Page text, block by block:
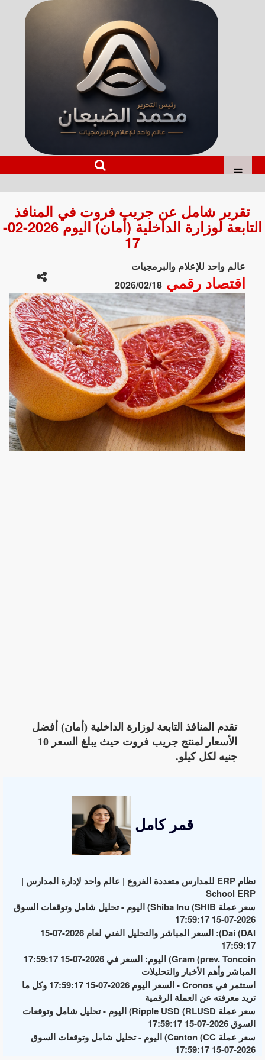
تقرير شامل عن جريب فروت في المنافذ
التابعة لوزارة الداخلية (أمان) اليوم 2026-02-
17
عالم واحد للإعلام والبرمجيات
اقتصاد رقمي2026/02/18
تقدم المنافذ التابعة لوزارة الداخلية (أمان) أفضل
الأسعار لمنتج جريب فروت حيث يبلغ السعر 10
جنيه لكل كيلو.
قمر كامل
نظام ERP للمدارس متعددة الفروع | عالم واحد لإدارة المدارس |
School ERP
سعر عملة Shiba Inu (SHIB) اليوم - تحليل شامل وتوقعات السوق
2026-07-15 17:59:17
Dai (DAI): السعر المباشر والتحليل الفني لعام 2026-07-15
17:59:17
Gram (prev. Toncoin) اليوم: السعر في 2026-07-15 17:59:17
المباشر وأهم الأخبار والتحليلات
استثمر في Cronos - السعر اليوم 2026-07-15 17:59:17 وكل ما
تريد معرفته عن العملة الرقمية
سعر عملة Ripple USD (RLUSD) اليوم - تحليل شامل وتوقعات
السوق 2026-07-15 17:59:17
سعر عملة Canton (CC) اليوم - تحليل شامل وتوقعات السوق
2026-07-15 17:59:17